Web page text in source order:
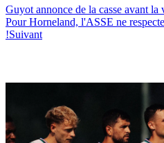
Guyot annonce de la casse avant la
Pour Horneland, l'ASSE ne
!Suivant